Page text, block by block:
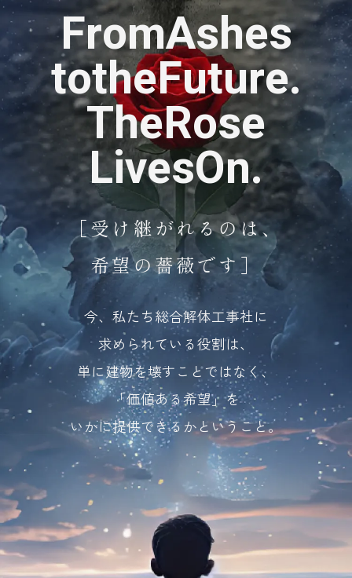
FromAshes
totheFuture.
TheRose
LivesOn.
［受け継がれるのは、
希望の薔薇です］
今、私たち総合解体工事社に
求められている役割は、
単に建物を壊すことではなく、
「価値ある希望」を
いかに提供できるかということ。